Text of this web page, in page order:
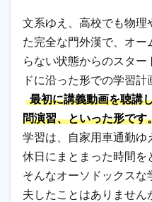
文系ゆえ、高校でも物理
た完全な門外漢で、オ
らない状態からのスター
ドに沿った形での学習計
最初に講義動画を聴講
問演習、といった形です
学習は、自家用車通勤ゆ
休日にまとまった時間を
そんなオーソドックスな
夫したことはありません